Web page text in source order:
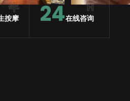
年
按摩 24 H
在线咨询